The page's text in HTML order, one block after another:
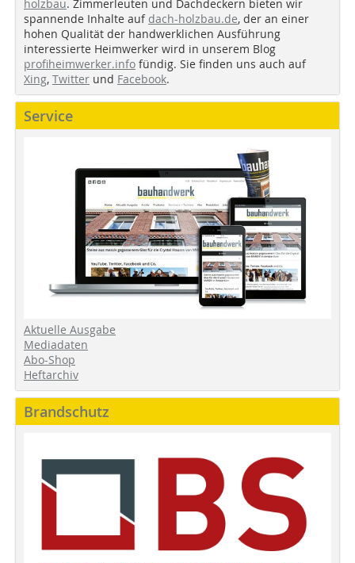
holzbau. Zimmerleuten und Dachdeckern bieten wir
spannende Inhalte auf dach-holzbau.de, der an einer
hohen Qualität der handwerklichen Ausführung
interessierte Heimwerker wird in unserem Blog
profiheimwerker.info fündig. Sie finden uns auch auf
Xing, Twitter und Facebook.
Service
Aktuelle Ausgabe
Mediadaten
Abo-Shop
Heftarchiv
Brandschutz